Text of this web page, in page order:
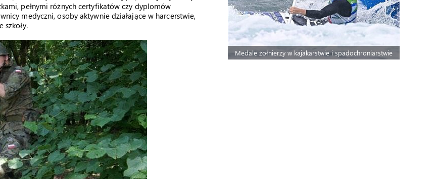
pełnymi różnych certyfikatów czy dyplomów
medyczni, osoby aktywnie działające w harcerstwie,
szkoły.
Medale żołnierzy w kajakarstwie i spadochroniarstwie